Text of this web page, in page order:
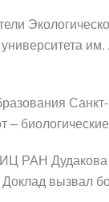
РАН
вызвал